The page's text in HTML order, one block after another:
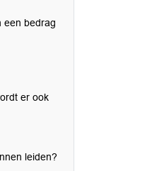
een bedrag
er ook
leiden?